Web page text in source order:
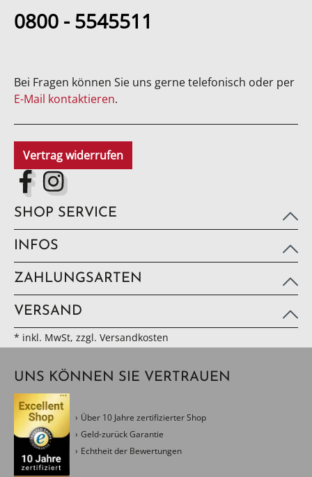
0800 - 5545511
Bei Fragen können Sie uns gerne telefonisch oder per
E-Mail kontaktieren.
Vertrag widerrufen
SHOP SERVICE
INFOS
ZAHLUNGSARTEN
VERSAND
* inkl. MwSt, zzgl. Versandkosten
UNS KÖNNEN SIE VERTRAUEN
Über 10 Jahre zertifizierter Shop
Geld-zurück Garantie
Echtheit der Bewertungen